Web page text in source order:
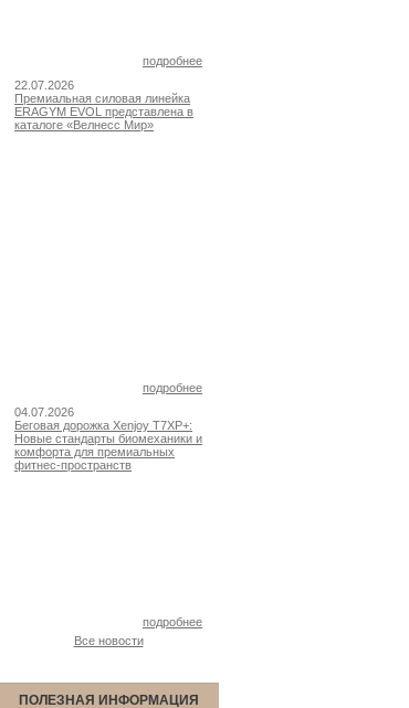
подробнее
22.07.2026
Премиальная силовая линейка
ERAGYM EVOL представлена в
каталоге «Велнесс Мир»
подробнее
04.07.2026
Беговая дорожка Xenjoy T7XP+:
Новые стандарты биомеханики и
комфорта для премиальных
фитнес-пространств
подробнее
Все новости
ПОЛЕЗНАЯ ИНФОРМАЦИЯ